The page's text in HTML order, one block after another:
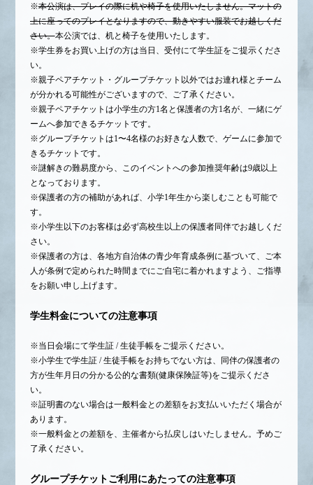
※本公演は、プレイの際に机や椅子を使用いたしません。マットの
上に座ってのプレイとなりますので、動きやすい服装でお越しくだ
さい。本公演では、机と椅子を使用いたします。
※学生券をお買い上げの方は当日、受付にて学生証をご提示くださ
い。
※親子ペアチケット・グループチケット以外ではお連れ様とチーム
が分かれる可能性がございますので、ご了承ください。
※親子ペアチケットは小学生の方1名と保護者の方1名が、一緒にゲ
ームへ参加できるチケットです。
※グループチケットは1〜4名様のお好きな人数で、ゲームに参加で
きるチケットです。
※謎解きの難易度から、このイベントへの参加推奨年齢は9歳以上
となっております。
※保護者の方の補助があれば、小学1年生から楽しむことも可能で
す。
※小学生以下のお客様は必ず高校生以上の保護者同伴でお越しくだ
さい。
※保護者の方は、各地方自治体の青少年育成条例に基づいて、ご本
人が条例で定められた時間までにご自宅に着かれますよう、ご指導
をお願い申し上げます。
学生料金についての注意事項
※当日会場にて学生証 / 生徒手帳をご提示ください。
※小学生で学生証 / 生徒手帳をお持ちでない方は、同伴の保護者の
方が生年月日の分かる公的な書類(健康保険証等)をご提示くださ
い。
※証明書のない場合は一般料金との差額をお支払いいただく場合が
あります。
※一般料金との差額を、主催者から払戻しはいたしません。予めご
了承ください。
グループチケットご利用にあたっての注意事項